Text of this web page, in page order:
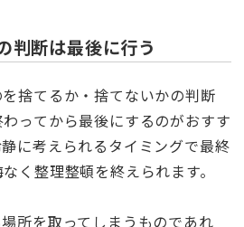
判断は最後に行う
捨てるか・捨てないかの判断
ってから最後にするのがおすす
に考えられるタイミングで最終
く整理整頓を終えられます。
所を取ってしまうものであれ